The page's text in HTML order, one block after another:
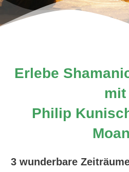
Erlebe
mit
Philip
3 wunderbare